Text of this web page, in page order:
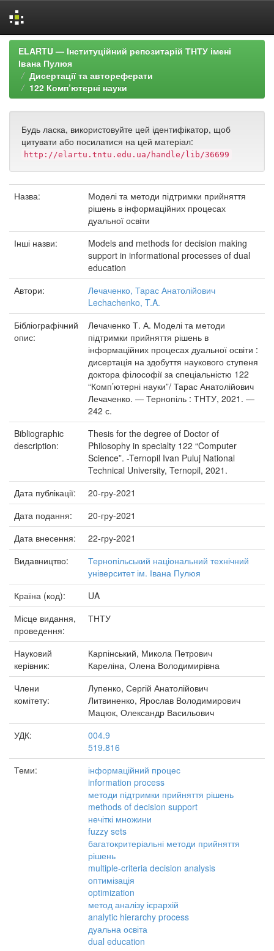
Skip
navigation
ELARTU — Інституційний репозитарій ТНТУ імені
Івана Пулюя
Дисертації та автореферати
122 Комп’ютерні науки
Будь ласка, використовуйте цей ідентифікатор, щоб
цитувати або посилатися на цей матеріал:
http://elartu.tntu.edu.ua/handle/lib/36699
Назва:
Моделі та методи підтримки прийняття
рішень в інформаційних процесах
дуальної освіти
Інші назви:
Models and methods for decision making
support in informational processes of dual
education
Автори:
Лечаченко, Тарас Анатолійович
Lechachenko, T.A.
Бібліографічний
опис:
Лечаченко Т. А. Моделі та методи
підтримки прийняття рішень в
інформаційних процесах дуальної освіти :
дисертація на здобуття наукового ступеня
доктора філософії за спеціальністю 122
“Комп’ютерні науки”/ Тарас Анатолійович
Лечаченко. — Тернопіль : ТНТУ, 2021. —
242 с.
Bibliographic
description:
Thesis for the degree of Doctor of
Philosophy in specialty 122 “Computer
Science”. -Ternopil Ivan Puluj National
Technical University, Ternopil, 2021.
Дата публікації:
20-гру-2021
Дата подання:
20-гру-2021
Дата внесення:
22-гру-2021
Видавництво:
Тернопільський національний технічний
університет ім. Івана Пулюя
Країна (код):
UA
Місце видання,
проведення:
ТНТУ
Науковий
керівник:
Карпінський, Микола Петрович
Кареліна, Олена Володимирівна
Члени
комітету:
Лупенко, Сергій Анатолійович
Литвиненко, Ярослав Володимирович
Мацюк, Олександр Васильович
УДК:
004.9
519.816
Теми:
інформаційний процес
information process
методи підтримки прийняття рішень
methods of decision support
нечіткі множини
fuzzy sets
багатокритеріальні методи прийняття
рішень
multiple-criteria decision analysis
оптимізація
optimization
метод аналізу ієрархій
analytic hierarchy process
дуальна освіта
dual education